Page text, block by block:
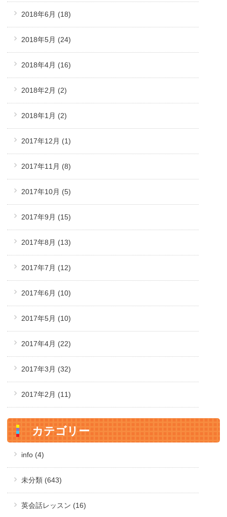
2018年6月 (18)
2018年5月 (24)
2018年4月 (16)
2018年2月 (2)
2018年1月 (2)
2017年12月 (1)
2017年11月 (8)
2017年10月 (5)
2017年9月 (15)
2017年8月 (13)
2017年7月 (12)
2017年6月 (10)
2017年5月 (10)
2017年4月 (22)
2017年3月 (32)
2017年2月 (11)
カテゴリー
info (4)
未分類 (643)
英会話レッスン (16)